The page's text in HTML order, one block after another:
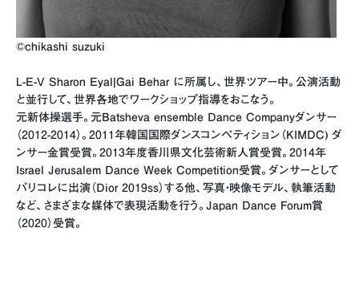
©chikashi suzuki
L-E-V Sharon Eyal|Gai Behar に所属し、世界ツアー中。公演活動
と並行して、世界各地でワークショップ指導をおこなう。
元新体操選手。元Batsheva ensemble Dance Companyダンサー
（2012-2014）。2011年韓国国際ダンスコンペティション（KIMDC) ダ
ンサー金賞受賞。2013年度香川県文化芸術新人賞受賞。2014年
Israel Jerusalem Dance Week Competition受賞。ダンサーとして
パリコレに出演（Dior 2019ss）する他、写真・映像モデル、執筆活動
など、さまざまな媒体で表現活動を行う。Japan Dance Forum賞
（2020）受賞。